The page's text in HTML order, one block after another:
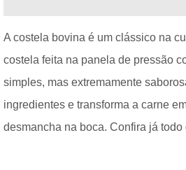
A costela bovina é um clássico na
costela feita na panela de pressão
simples, mas extremamente
ingredientes e transforma a carne
desmancha na boca. Confira já